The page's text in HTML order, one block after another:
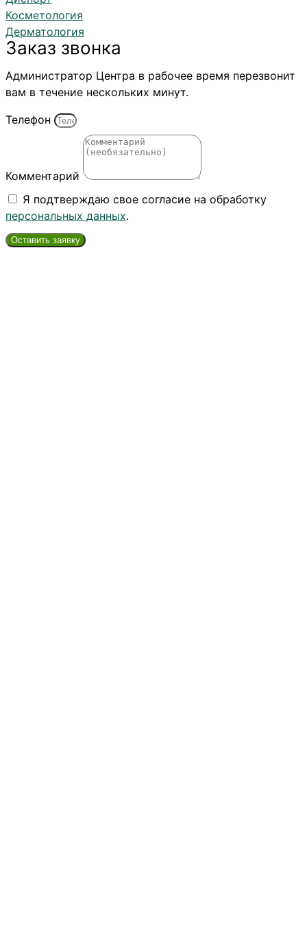
Косметология
Дерматология
Заказ звонка
Администратор Центра в рабочее время перезвонит
вам в течение нескольких минут.
Телефон
Комментарий
Я подтверждаю свое согласие на обработку
персональных данных.
Оставить заявку